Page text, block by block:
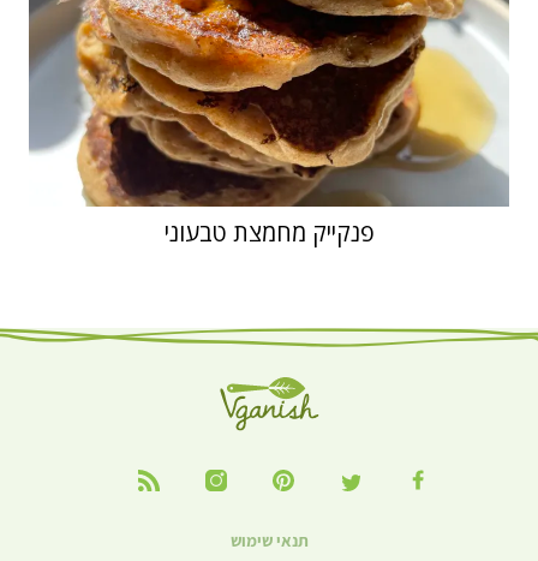
פנקייק מחמצת טבעוני
תנאי שימוש